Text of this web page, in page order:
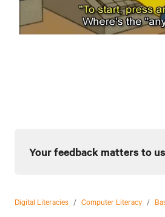
Your feedback matters to
Digital Literacies / Computer Literacy /